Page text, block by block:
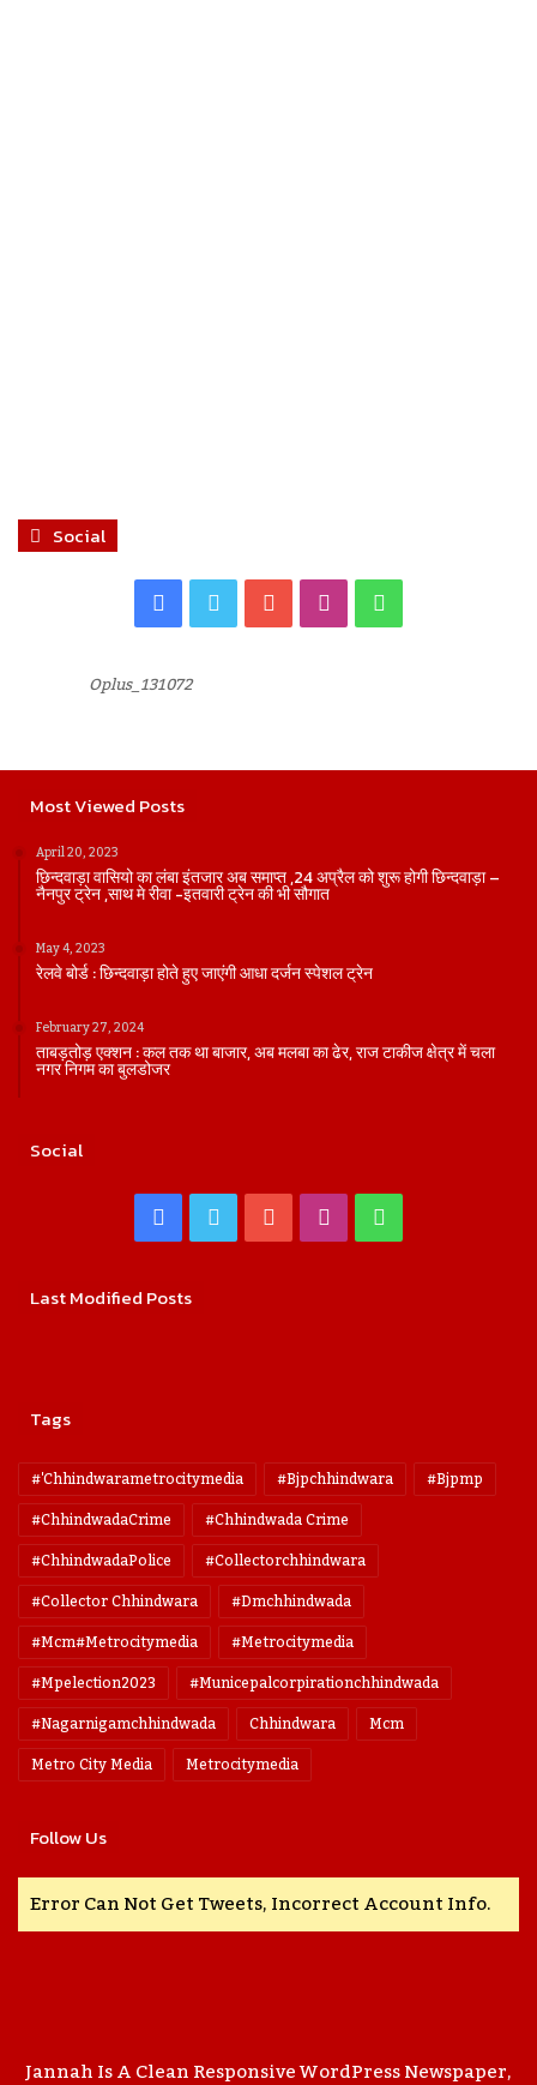
Social
Facebook
Twitter YouTubeInstagram
Oplus_131072
Most Viewed Posts
April 20, 2023
छिन्दवाड़ा वासियो का लंबा इंतजार अब समाप्त ,24 अप्रैल को शुरू होगी छिन्दवाड़ा –
नैनपुर ट्रेन ,साथ मे रीवा -इतवारी ट्रेन की भी सौगात
May 4, 2023
रेलवे बोर्ड : छिन्दवाड़ा होते हुए जाएंगी आधा दर्जन स्पेशल ट्रेन
February 27, 2024
ताबड़तोड़ एक्शन : कल तक था बाजार, अब मलबा का ढेर, राज टाकीज क्षेत्र में चला
नगर निगम का बुलडोजर
Social
Facebook
Twitter YouTubeInstagram
Last Modified Posts
Tags
#'chhindwarametrocitymedia #bjpchhindwara
#bjpmp
#ChhindwadaCrime
#Chhindwada Crime
#ChhindwadaPolice
#collectorchhindwara
#collector Chhindwara
#dmchhindwada
#mcm#metrocitymedia
#metrocitymedia
#mpelection2023
#municepalcorpirationchhindwada
#nagarnigamchhindwada
Chhindwara
Mcm
Metro City Media
Metrocitymedia
Follow Us
Error Can Not Get Tweets, Incorrect Account Info.
Jannah Is A Clean Responsive WordPress Newspaper,